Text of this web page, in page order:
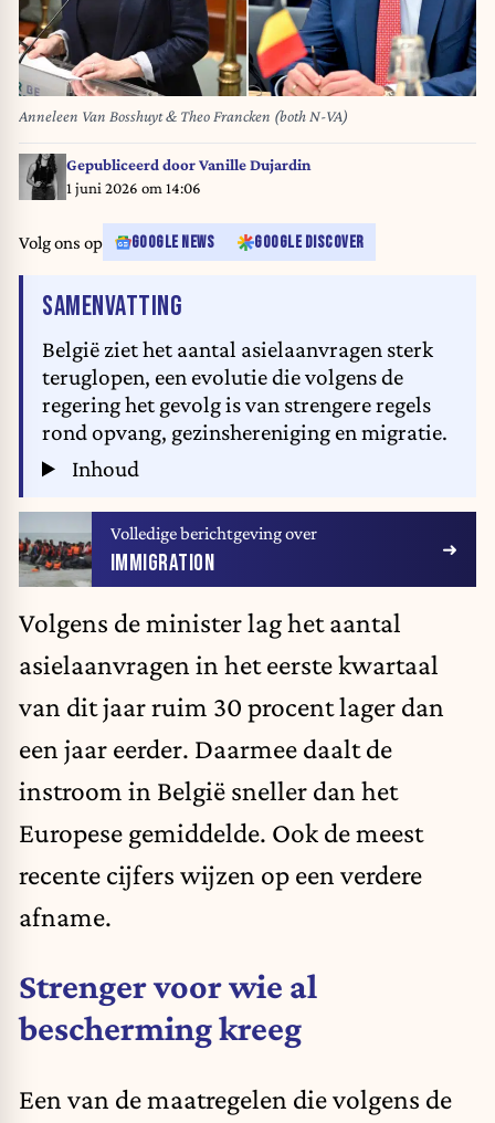
Anneleen Van Bosshuyt & Theo Francken (both N-VA)
Gepubliceerd doorVanille Dujardin
1 juni 2026 om 14:06
Volg ons op GOOGLE NEWS GOOGLE DISCOVER
SAMENVATTING
België ziet het aantal asielaanvragen sterk
teruglopen, een evolutie die volgens de
regering het gevolg is van strengere regels
rond opvang, gezinshereniging en migratie.
Inhoud
Volledige berichtgeving over
IMMIGRATION
Volgens de minister lag hetaantal
asielaanvragen in het eerste kwartaal
van dit jaar ruim 30 procent lager dan
een jaar eerder. Daarmee daalt de
instroom in België sneller dan het
Europese gemiddelde. Ook de meest
recente cijfers wijzen op een verdere
afname.
Strenger voor wie al
bescherming kreeg
Een van de maatregelen die volgens de